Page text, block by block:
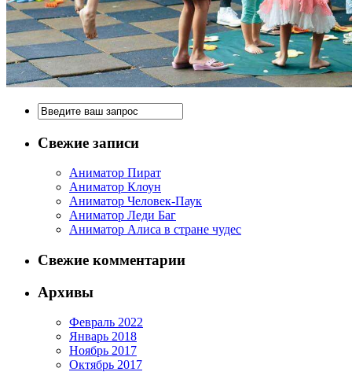
Свежие записи
Аниматор Пират
Аниматор Клоун
Аниматор Человек-Паук
Аниматор Леди Баг
Аниматор Алиса в стране чудес
Свежие комментарии
Архивы
Февраль 2022
Январь 2018
Ноябрь 2017
Октябрь 2017